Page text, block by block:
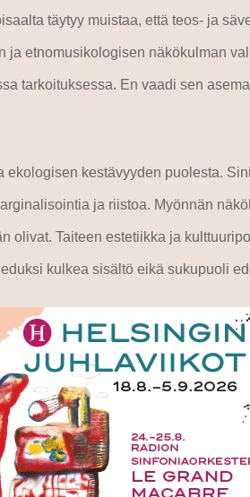
täytyy muistaa, että teos- ja
etnomusikologisen näkökulman
tarkoituksessa. En vaadi sen
kestävyyden puolesta.
ja riistoa. Myönnän
olivat. Taiteen estetiikka ja
kulkea sisältö eikä sukupuoli